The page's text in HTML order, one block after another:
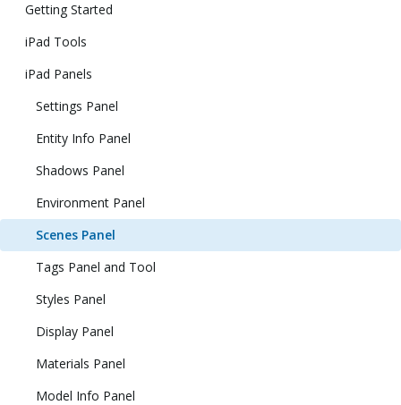
Getting Started
iPad Tools
iPad Panels
Settings Panel
Entity Info Panel
Shadows Panel
Environment Panel
Scenes Panel
Tags Panel and Tool
Styles Panel
Display Panel
Materials Panel
Model Info Panel